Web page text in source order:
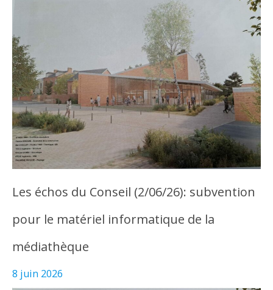
Les échos du Conseil (2/06/26): subvention
pour le matériel informatique de la
médiathèque
8 juin 2026